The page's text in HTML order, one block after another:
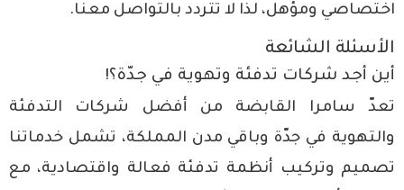
اختصاصي ومؤهل، لذا لا تتردد بالتواصل معنا.
الأسئلة الشائعة
أين أجد شركات تدفئة وتهوية في جدّة؟!
تعدّ سامرا القابضة من أفضل شركات التدفئة
والتهوية في جدّة وباقي مدن المملكة، تشمل خدماتنا
تصميم وتركيب أنظمة تدفئة فعالة واقتصادية، مع